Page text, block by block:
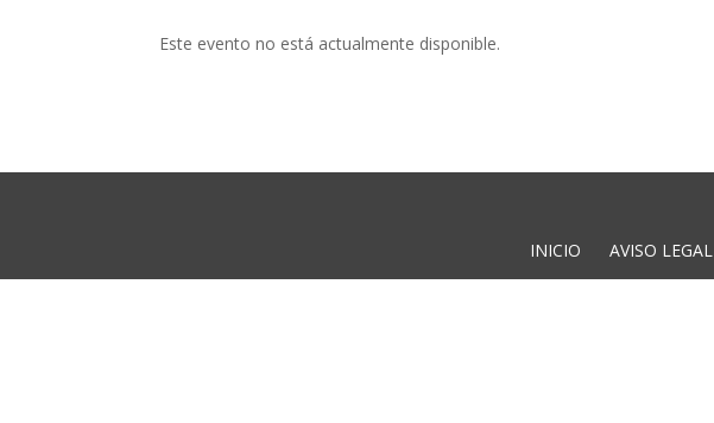
Este evento no está actualmente disponible.
INICIO AVISO LEGAL